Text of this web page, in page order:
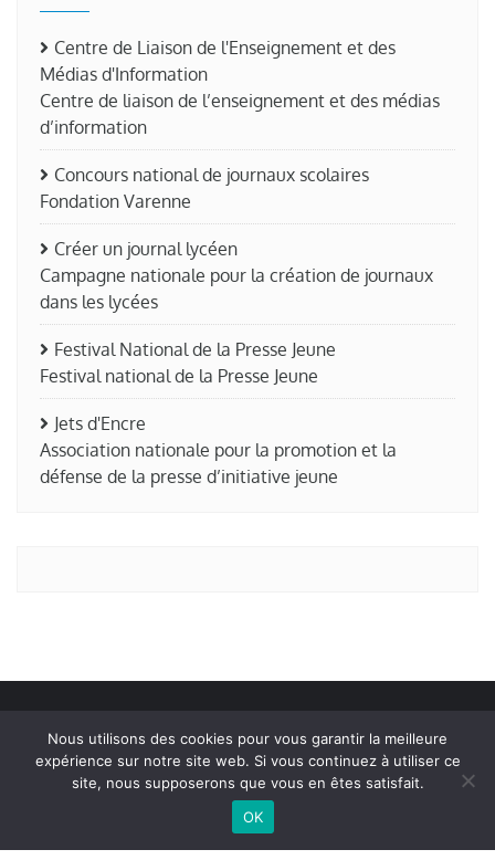
Centre de Liaison de l'Enseignement et des
Médias d'Information
Centre de liaison de l’enseignement et des médias
d’information
Concours national de journaux scolaires
Fondation Varenne
Créer un journal lycéen
Campagne nationale pour la création de journaux
dans les lycées
Festival National de la Presse Jeune
Festival national de la Presse Jeune
Jets d'Encre
Association nationale pour la promotion et la
défense de la presse d’initiative jeune
Edito La rédaction
Liens amis
Mentions légales
Copyright ©2026 La Terre en Thiers . All rights reserved.
Nous utilisons des cookies pour vous garantir la meilleure
expérience sur notre site web. Si vous continuez à utiliser ce
site, nous supposerons que vous en êtes satisfait.
OK